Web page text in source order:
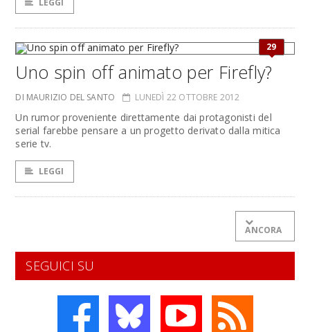
LEGGI
29
Uno spin off animato per Firefly?
DI MAURIZIO DEL SANTO LUNEDÌ 22 OTTOBRE 2012
Un rumor proveniente direttamente dai protagonisti del
serial farebbe pensare a un progetto derivato dalla mitica
serie tv.
LEGGI
ANCORA
SEGUICI SU